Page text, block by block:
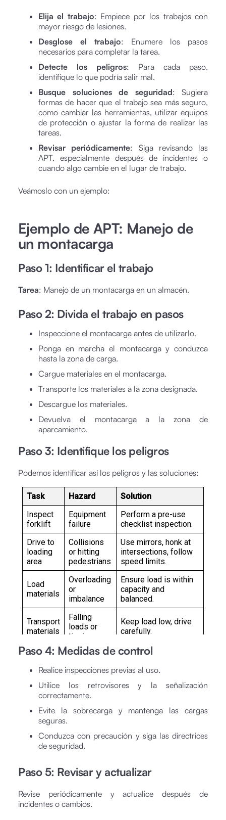
Elija el trabajo: Empiece por los trabajos con
mayor riesgo de lesiones.
Desglose el trabajo: Enumere los pasos
necesarios para completar la tarea.
Detecte los peligros: Para cada paso,
identifique lo que podría salir mal.
Busque soluciones de seguridad: Sugiera
formas de hacer que el trabajo sea más seguro,
como cambiar las herramientas, utilizar equipos
de protección o ajustar la forma de realizar las
tareas.
Revisar periódicamente: Siga revisando las
APT, especialmente después de incidentes o
cuando algo cambie en el lugar de trabajo.
Veámoslo con un ejemplo:
Ejemplo de APT: Manejo de
un montacarga
Paso 1: Identificar el trabajo
Tarea: Manejo de un montacarga en un almacén.
Paso 2: Divida el trabajo en pasos
Inspeccione el montacarga antes de utilizarlo.
Ponga en marcha el montacarga y conduzca
hasta la zona de carga.
Cargue materiales en el montacarga.
Transporte los materiales a la zona designada.
Descargue los materiales.
Devuelva el montacarga a la zona de
aparcamiento.
Paso 3: Identifique los peligros
Podemos identificar así los peligros y las soluciones:
Paso 4: Medidas de control
Realice inspecciones previas al uso.
Utilice los retrovisores y la señalización
correctamente.
Evite la sobrecarga y mantenga las cargas
seguras.
Conduzca con precaución y siga las directrices
de seguridad.
Paso 5: Revisar y actualizar
Revise periódicamente y actualice después de
incidentes o cambios.